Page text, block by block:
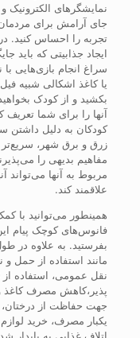
نمایشگرهای
جای آرامش برای
تجربه را احساس کنید.
ایجاد جذابیتی که باید
سراغ انجام بازی‌هایی
یا کاغذ اشکالی شبیه
بکشید و از کودک
آنها را برای شما تعریف
کودکان به دلیل داشتن
زرق و برق‌ شهر، سریع‌تر
مفاهیم بدیهی را
مربوط به آنها
علاقمند کند.
همینطور می‌توانید با
فانوس‌های کوچک پیام
بفرستید. به علاوه در
مانند استفاده از حمل
پذیر،کاهش مصرف کاغذ
جهت حفاظت از
یکبار مصرف، خرید